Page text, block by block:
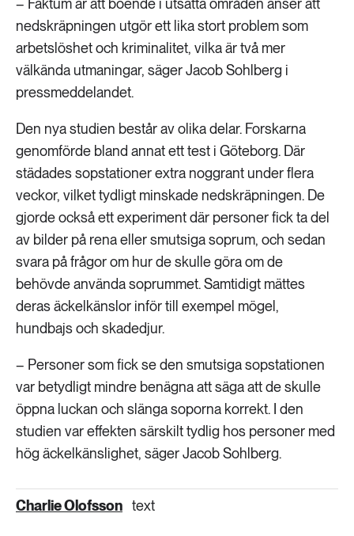
– Faktum är att boende i utsatta områden anser att
nedskräpningen utgör ett lika stort problem som
arbetslöshet och kriminalitet, vilka är två mer
välkända utmaningar, säger Jacob Sohlberg i
pressmeddelandet.
Den nya studien består av olika delar. Forskarna
genomförde bland annat ett test i Göteborg. Där
städades sopstationer extra noggrant under flera
veckor, vilket tydligt minskade nedskräpningen. De
gjorde också ett experiment där personer fick ta del
av bilder på rena eller smutsiga soprum, och sedan
svara på frågor om hur de skulle göra om de
behövde använda soprummet. Samtidigt mättes
deras äckelkänslor inför till exempel mögel,
hundbajs och skadedjur.
– Personer som fick se den smutsiga sopstationen
var betydligt mindre benägna att säga att de skulle
öppna luckan och slänga soporna korrekt. I den
studien var effekten särskilt tydlig hos personer med
hög äckelkänslighet, säger Jacob Sohlberg.
Charlie Olofsson text